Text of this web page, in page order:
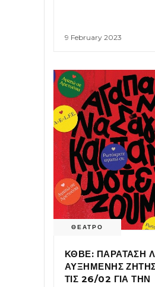
9 February 2023
ΘΕΑΤΡΟ
ΚΘΒΕ: ΠΑΡΑΤΑΣΗ
ΑΥΞΗΜΕΝΗΣ
ΤΙΣ 26/02 ΓΙΑ ΤΗΝ